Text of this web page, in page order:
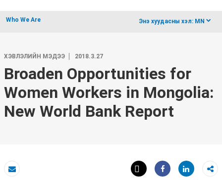
Who We Are Энэ хуудасны хэл: MN dropdown
ХЭВЛЭЛИЙН МЭДЭЭ 2018.3.27
Broaden Opportunities for
Women Workers in Mongolia:
New World Bank Report
И-мэйл
Tweet
Share
Share